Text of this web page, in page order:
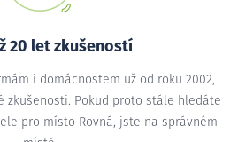
20 let zkušeností
i domácnostem už od roku 2002,
zkušenosti. Pokud proto stále hledáte
pro místo Rovná, jste na správném